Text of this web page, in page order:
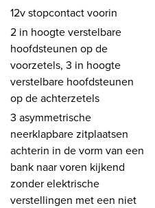
12v stopcontact voorin
2 in hoogte verstelbare
hoofdsteunen op de
voorzetels, 3 in hoogte
verstelbare hoofdsteunen
op de achterzetels
3 asymmetrische
neerklapbare zitplaatsen
achterin in de vorm van een
bank naar voren kijkend
zonder elektrische
verstellingen met een niet